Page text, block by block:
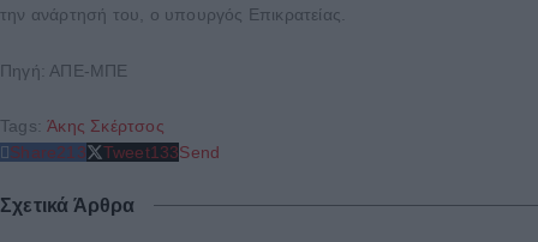
την ανάρτησή του, ο υπουργός Επικρατείας.
Πηγή: ΑΠΕ-ΜΠΕ
Tags: Άκης Σκέρτσος
Share213 Tweet133Send
Σχετικά Άρθρα